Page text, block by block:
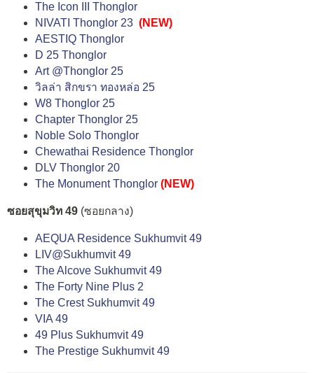
The Icon III Thonglor
NIVATI Thonglor 23 (NEW)
AESTIQ Thonglor
D 25 Thonglor
Art @Thonglor 25
วิลล่า สิกขรา ทองหล่อ 25
W8 Thonglor 25
Chapter Thonglor 25
Noble Solo Thonglor
Chewathai Residence Thonglor
DLV Thonglor 20
The Monument Thonglor (NEW)
ซอยสุขุมวิท 49 (ซอยกลาง)
AEQUA Residence Sukhumvit 49
LIV@Sukhumvit 49
The Alcove Sukhumvit 49
The Forty Nine Plus 2
The Crest Sukhumvit 49
VIA 49
49 Plus Sukhumvit 49
The Prestige Sukhumvit 49